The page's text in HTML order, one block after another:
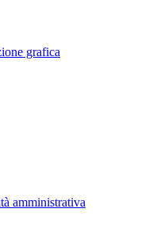
grafica
amministrativa